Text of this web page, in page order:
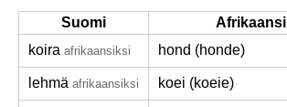
Suomi
Afrikaansi
koira afrikaansiksi hond (honde)
lehmä afrikaansiksi koei (koeie)